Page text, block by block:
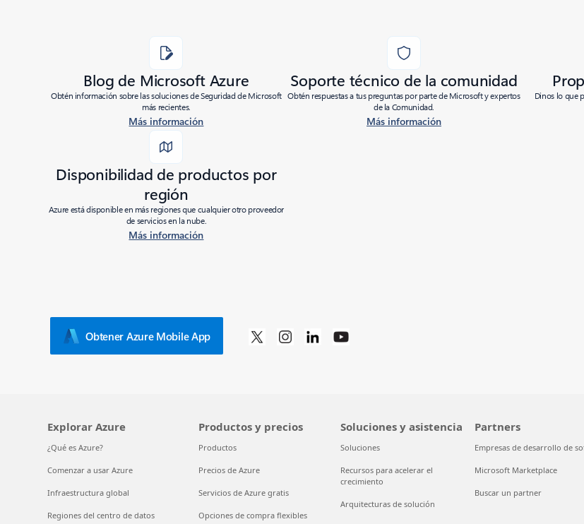
Blog de Microsoft Azure
Obtén información sobre las soluciones de Seguridad de Microsoft
más recientes.
Más información
Soporte técnico de la comunidad
Obtén respuestas a tus preguntas por parte de Microsoft y expertos
de la Comunidad.
Más información
Dinos lo que
Disponibilidad de productos por
región
Azure está disponible en más regiones que cualquier otro proveedor
de servicios en la nube.
Más información
Obtener Azure Mobile App
Explorar Azure
¿Qué es Azure?
Comenzar a usar Azure
Infraestructura global
Regiones del centro de datos
Productos y precios
Productos
Precios de Azure
Servicios de Azure gratis
Opciones de compra flexibles
Soluciones y asistencia
Soluciones
Recursos para acelerar el
crecimiento
Arquitecturas de solución
Partners
Empresas de desarrollo de
Microsoft Marketplace
Buscar un partner